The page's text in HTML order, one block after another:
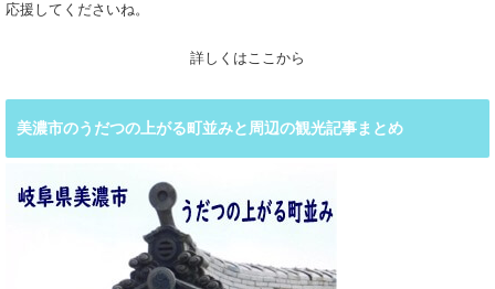
応援してくださいね。
詳しくはここから
美濃市のうだつの上がる町並みと周辺の観光記事まとめ